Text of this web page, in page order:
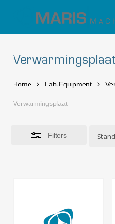
main
Home Lab-Equipment
Verwarmingsplaat
Filters